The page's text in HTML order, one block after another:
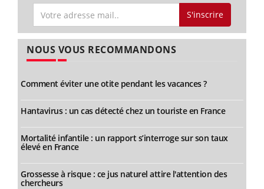
S'inscrire
NOUS VOUS RECOMMANDONS
Comment éviter une otite pendant les vacances ?
Hantavirus : un cas détecté chez un touriste en France
Mortalité infantile : un rapport s’interroge sur son taux
élevé en France
Grossesse à risque : ce jus naturel attire l'attention des
chercheurs